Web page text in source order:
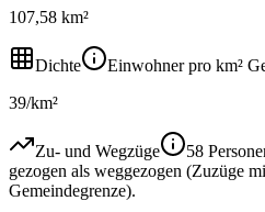
107,58 km²
Dichte
Einwohner pro km²
39/km²
Zu- und Wegzüge
58
gezogen als weggezogen (Zuzüge
Gemeindegrenze).